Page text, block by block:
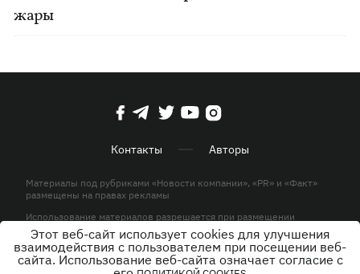
жары
Контакты Авторы
Материалы под рубриками «Новости компании», «PR» и «Факт»
размещены на правах рекламы
Использование материалов разрешается при размещении
активной гиперссылки на KP.UA в первом абзаце.
© ООО «ЮЛАВ МЕДИА»,2026. Все права защищены.
Этот веб-сайт использует cookies для улучшения
взаимодействия с пользователем при посещении веб-
сайта. Использование веб-сайта означает согласие с